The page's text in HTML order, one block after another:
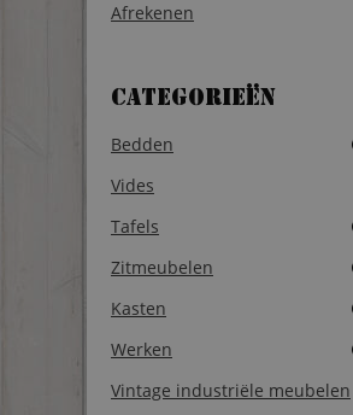
Afrekenen
Categorieën
Bedden
Vides
Tafels
Zitmeubelen
Kasten
Werken
Vintage industriële meubelen